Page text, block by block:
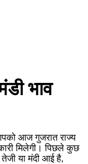
भाव
आज गुजरात राज्य
मिलेगी। पिछले कुछ
तेजी या मंदी आई है,